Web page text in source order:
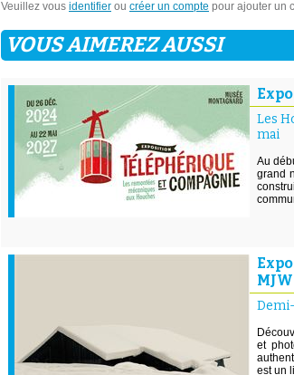
Veuillez vous identifier ou créer un compte pour ajouter un
VOUS AIMEREZ AUSSI
Les
mai
Au
grand
MJW
et
est un